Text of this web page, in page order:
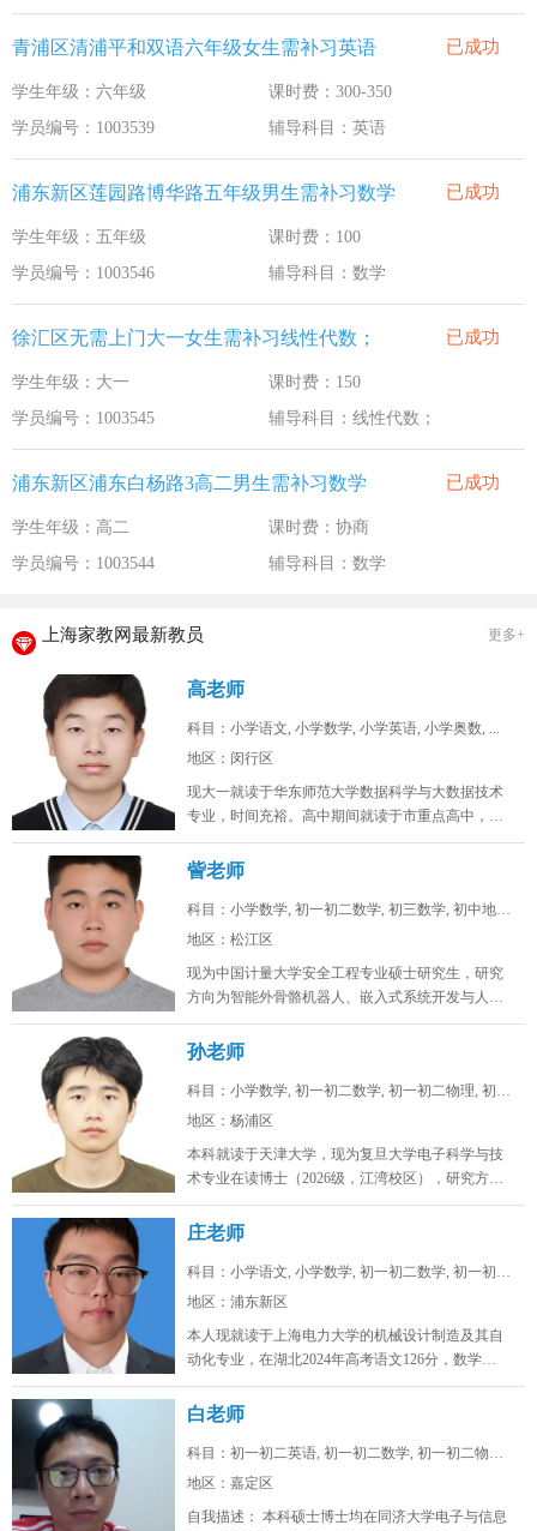
青浦区清浦平和双语六年级女生需补习英语 已成功
学生年级：六年级
课时费：300-350
学员编号：1003539
辅导科目：英语
浦东新区莲园路博华路五年级男生需补习数学 已成功
学生年级：五年级
课时费：100
学员编号：1003546
辅导科目：数学
徐汇区无需上门大一女生需补习线性代数； 已成功
学生年级：大一
课时费：150
学员编号：1003545
辅导科目：线性代数；
浦东新区浦东白杨路3高二男生需补习数学 已成功
学生年级：高二
课时费：协商
学员编号：1003544
辅导科目：数学
上海家教网最新教员 更多+
高老师
科目：小学语文, 小学数学, 小学英语, 小学奥数, ...
地区：闵行区
现大一就读于华东师范大学数据科学与大数据技术
专业，时间充裕。高中期间就读于市重点高中，总
分常年保持在年极段A+水平，数学...
訾老师
科目：小学数学, 初一初二数学, 初三数学, 初中地理...
地区：松江区
现为中国计量大学安全工程专业硕士研究生，研究
方向为智能外骨骼机器人、嵌入式系统开发与人工
智能算法。目前在卧龙电驱中央研究...
孙老师
科目：小学数学, 初一初二数学, 初一初二物理, 初一...
地区：杨浦区
本科就读于天津大学，现为复旦大学电子科学与技
术专业在读博士（2026级，江湾校区），研究方向
为激光通信。时间充裕，工作日...
庄老师
科目：小学语文, 小学数学, 初一初二数学, 初一初二...
地区：浦东新区
本人现就读于上海电力大学的机械设计制造及其自
动化专业，在湖北2024年高考语文126分，数学
128，物理88，化学92，...
白老师
科目：初一初二英语, 初一初二数学, 初一初二物理, ...
地区：嘉定区
自我描述： 本科硕士博士均在同济大学电子与信息